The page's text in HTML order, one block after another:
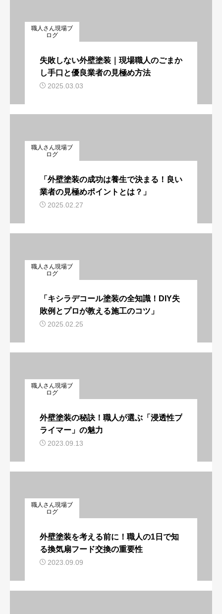
職人さん現場ブ
ログ
失敗しない外壁塗装｜現場職人のごまか
し手口と優良業者の見極め方法
2025.03.03
職人さん現場ブ
ログ
「外壁塗装の成功は養生で決まる！良い
業者の見極めポイントとは？」
2025.02.27
職人さん現場ブ
ログ
「キシラデコール塗装の全知識！DIY失
敗例とプロが教える施工のコツ」
2025.02.25
職人さん現場ブ
ログ
外壁塗装の秘訣！職人が選ぶ「浸透性プ
ライマー」の魅力
2023.09.13
職人さん現場ブ
ログ
外壁塗装を考える前に！職人の1日で知
る換気扇フード交換の重要性
2023.09.09